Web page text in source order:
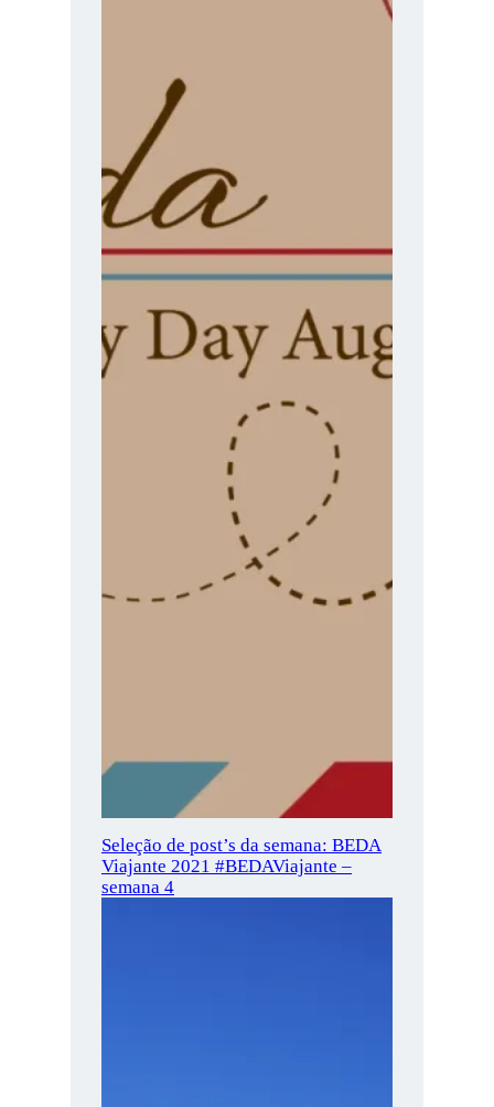
Seleção de post’s da semana: BEDA
Viajante 2021 #BEDAViajante –
semana 4